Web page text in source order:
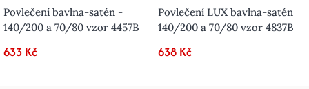
Povlečení bavlna-satén -
140/200 a 70/80 vzor 4457B
633 Kč
Povlečení LUX bavlna-satén
140/200 a 70/80 vzor 4837B
638 Kč